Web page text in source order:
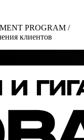
PROGRAM /
клиентов